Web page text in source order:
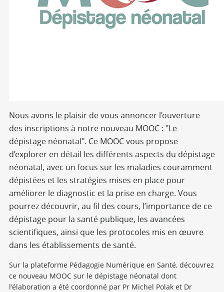
Nous avons le plaisir de vous annoncer l’ouverture
des inscriptions à notre nouveau MOOC : "Le
dépistage néonatal". Ce MOOC vous propose
d’explorer en détail les différents aspects du dépistage
néonatal, avec un focus sur les maladies couramment
dépistées et les stratégies mises en place pour
améliorer le diagnostic et la prise en charge. Vous
pourrez découvrir, au fil des cours, l’importance de ce
dépistage pour la santé publique, les avancées
scientifiques, ainsi que les protocoles mis en œuvre
dans les établissements de santé.
Sur la plateforme Pédagogie Numérique en Santé, découvrez
ce nouveau MOOC sur le dépistage néonatal dont
l'élaboration a été coordonné par Pr Michel Polak et Dr